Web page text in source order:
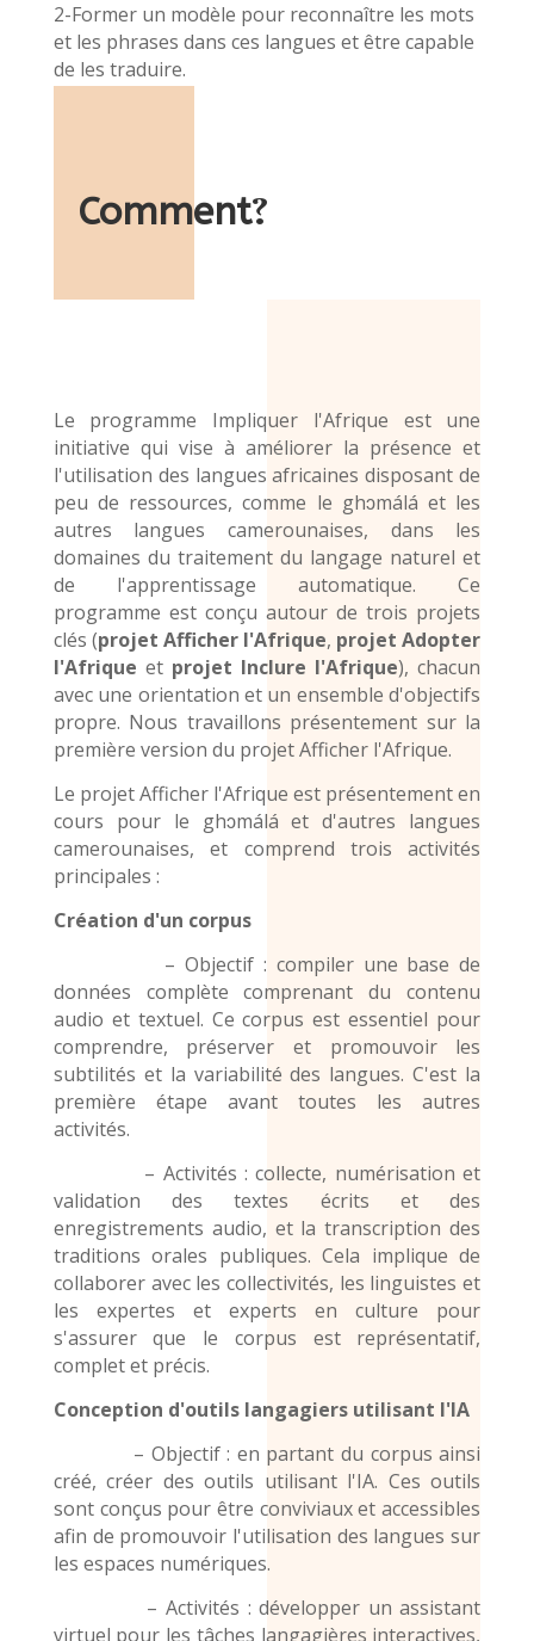
2-Former un modèle pour reconnaître les mots
et les phrases dans ces langues et être capable
de les traduire.
Comment?
Le programme Impliquer l'Afrique est une
initiative qui vise à améliorer la présence et
l'utilisation des langues africaines disposant de
peu de ressources, comme le ghɔmálá et les
autres langues camerounaises, dans les
domaines du traitement du langage naturel et
de l'apprentissage automatique. Ce
programme est conçu autour de trois projets
clés (projet Afficher l'Afrique, projet Adopter
l'Afrique etprojet Inclure l'Afrique), chacun
avec une orientation et un ensemble d'objectifs
propre. Nous travaillons présentement sur la
première version du projet Afficher l'Afrique.
Le projet Afficher l'Afrique est présentement en
cours pour le ghɔmálá et d'autres langues
camerounaises,
et comprend trois activités
principales :
Création d'un corpus
– Objectif : compiler une base de
données complète comprenant du contenu
audio et textuel. Ce corpus est essentiel pour
comprendre, préserver et promouvoir les
subtilités et la variabilité des langues. C'est la
première étape avant toutes les autres
activités.
– Activités : collecte, numérisation et
validation des textes écrits et des
enregistrements audio, et la transcription des
traditions orales publiques. Cela implique de
collaborer avec les collectivités, les linguistes et
les expertes et experts en culture pour
s'assurer que le corpus est représentatif,
complet et précis.
Conception d'outils langagiers utilisant l'IA
– Objectif : en partant du corpus ainsi
créé, créer des outils utilisant l'IA. Ces outils
sont conçus pour être conviviaux et accessibles
afin de promouvoir l'utilisation des langues sur
les espaces numériques.
– Activités : développer un assistant
virtuel pour les tâches langagières interactives,